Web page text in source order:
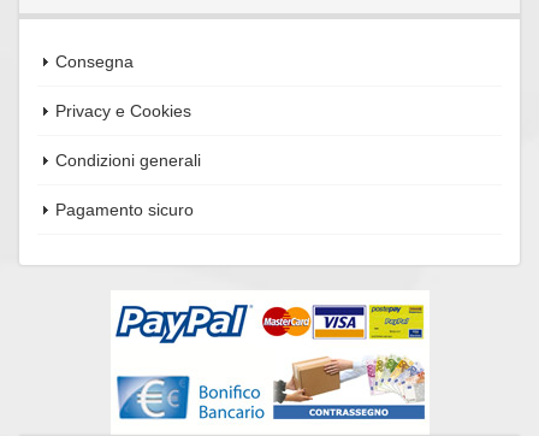
Consegna
Privacy e Cookies
Condizioni generali
Pagamento sicuro